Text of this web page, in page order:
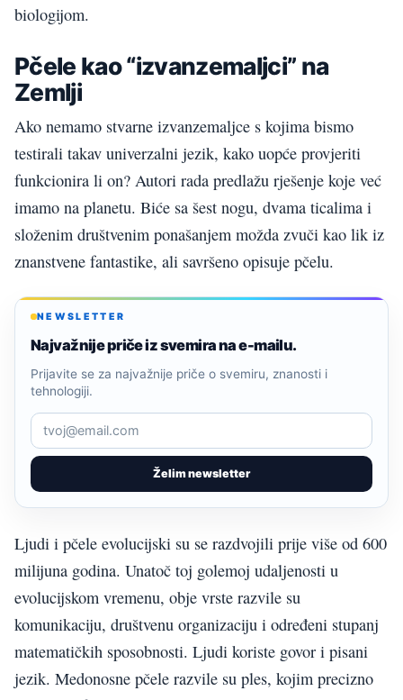
biologijom.
Pčele kao “izvanzemaljci” na
Zemlji
Ako nemamo stvarne izvanzemaljce s kojima bismo
testirali takav univerzalni jezik, kako uopće provjeriti
funkcionira li on? Autori rada predlažu rješenje koje već
imamo na planetu. Biće sa šest nogu, dvama ticalima i
složenim društvenim ponašanjem možda zvuči kao lik iz
znanstvene fantastike, ali savršeno opisuje pčelu.
NEWSLETTER
Najvažnije priče iz svemira na e-mailu.
Želim newsletter
Prijavite se za najvažnije priče o svemiru, znanosti i
tehnologiji.
Ljudi i pčele evolucijski su se razdvojili prije više od 600
milijuna godina. Unatoč toj golemoj udaljenosti u
evolucijskom vremenu, obje vrste razvile su
komunikaciju, društvenu organizaciju i određeni stupanj
matematičkih sposobnosti. Ljudi koriste govor i pisani
jezik. Medonosne pčele razvile su ples, kojim precizno